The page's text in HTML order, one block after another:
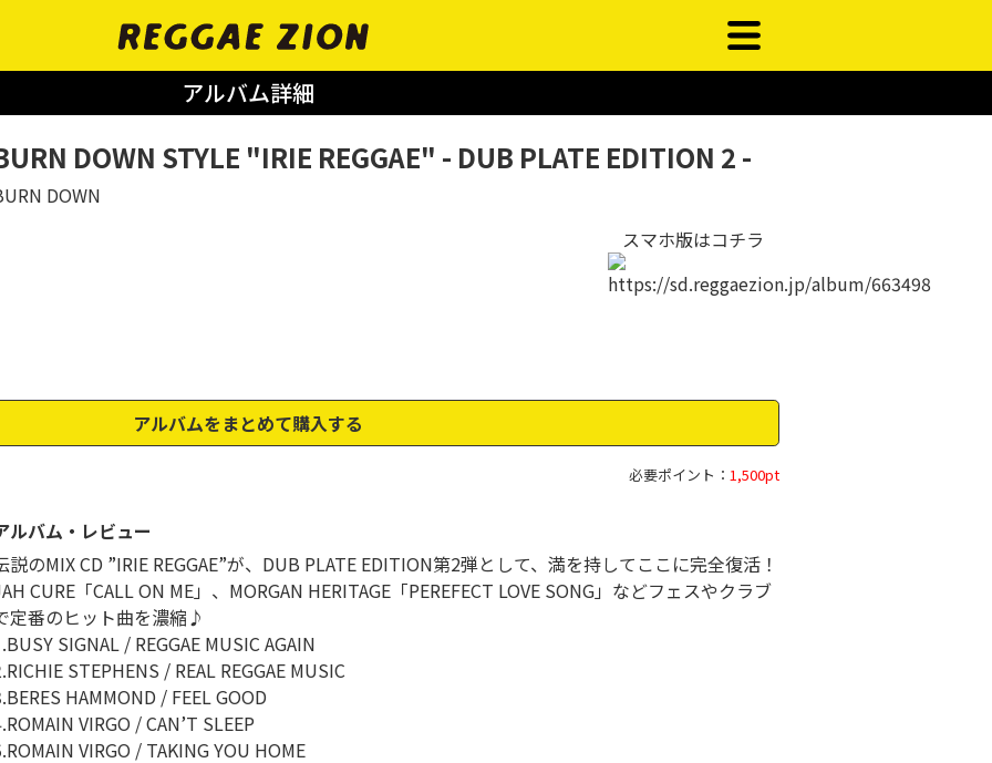
アルバム詳細
DOWN STYLE "IRIE REGGAE" - DUB PLATE EDITION 2 -
DOWN
スマホ版はコチラ
アルバムをまとめて購入する
必要ポイント： 1,500pt
ルバム・レビュー
説のMIX CD ”IRIE REGGAE”が、DUB PLATE EDITION第2弾として、満を持してここに完全復活！
CURE「CALL ON ME」、MORGAN HERITAGE「PEREFECT LOVE SONG」などフェスやクラブ
定番のヒット曲を濃縮♪
SIGNAL / REGGAE MUSIC AGAIN
STEPHENS / REAL REGGAE MUSIC
HAMMOND / FEEL GOOD
VIRGO / CAN’T SLEEP
VIRGO / TAKING YOU HOME